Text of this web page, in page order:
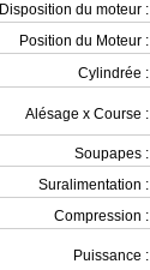
Disposition du moteur :
Position du Moteur :
Cylindrée :
Alésage x Course :
Soupapes :
Suralimentation :
Compression :
Puissance :